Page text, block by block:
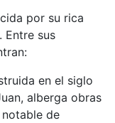
por su rica
Entre sus
en el siglo
alberga obras
de